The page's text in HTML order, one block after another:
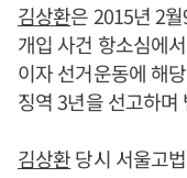
김상환은 2015년 2
개입 사건 항소심에
이자 선거운동에 해
징역 3년을 선고하며
김상환당시 서울고